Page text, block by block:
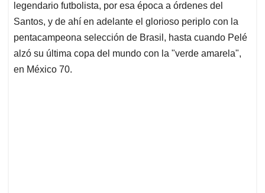
legendario futbolista, por esa época a órdenes del
Santos, y de ahí en adelante el glorioso periplo con la
pentacampeona selección de Brasil, hasta cuando Pelé
alzó su última copa del mundo con la "verde amarela",
en México 70.